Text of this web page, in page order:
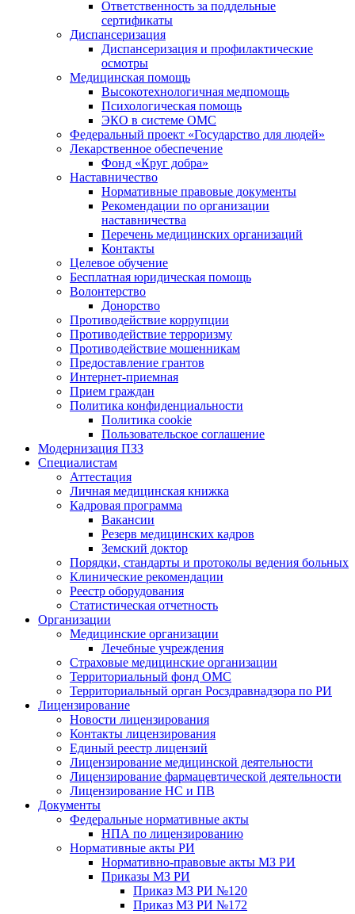
Ответственность за поддельные
сертификаты
Диспансеризация
Диспансеризация и профилактические
осмотры
Медицинская помощь
Высокотехнологичная медпомощь
Психологическая помощь
ЭКО в системе ОМС
Федеральный проект «Государство для людей»
Лекарственное обеспечение
Фонд «Круг добра»
Наставничество
Нормативные правовые документы
Рекомендации по организации
наставничества
Перечень медицинских организаций
Контакты
Целевое обучение
Бесплатная юридическая помощь
Волонтерство
Донорство
Противодействие коррупции
Противодействие терроризму
Противодействие мошенникам
Предоставление грантов
Интернет-приемная
Прием граждан
Политика конфиденциальности
Политика cookie
Пользовательское соглашение
Модернизация ПЗЗ
Специалистам
Аттестация
Личная медицинская книжка
Кадровая программа
Вакансии
Резерв медицинских кадров
Земский доктор
Порядки, стандарты и протоколы ведения больных
Клинические рекомендации
Реестр оборудования
Статистическая отчетность
Организации
Медицинские организации
Лечебные учреждения
Страховые медицинские организации
Территориальный фонд ОМС
Территориальный орган Росздравнадзора по РИ
Лицензирование
Новости лицензирования
Контакты лицензирования
Единый реестр лицензий
Лицензирование медицинской деятельности
Лицензирование фармацевтической деятельности
Лицензирование НС и ПВ
Документы
Федеральные нормативные акты
НПА по лицензированию
Нормативные акты РИ
Нормативно-правовые акты МЗ РИ
Приказы МЗ РИ
Приказ МЗ РИ №120
Приказ МЗ РИ №172